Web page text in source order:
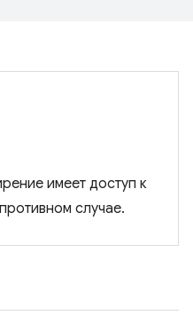
имеет доступ к
случае.